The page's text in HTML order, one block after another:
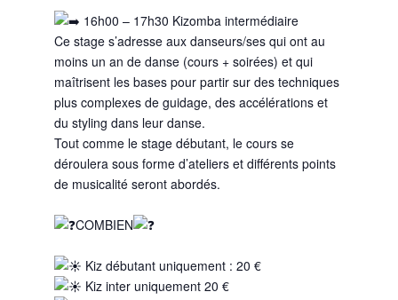
16h00 – 17h30 Kizomba intermédiaire
Ce stage s’adresse aux danseurs/ses qui ont au
moins un an de danse (cours + soirées) et qui
maîtrisent les bases pour partir sur des techniques
plus complexes de guidage, des accélérations et
du styling dans leur danse.
Tout comme le stage débutant, le cours se
déroulera sous forme d’ateliers et différents points
de musicalité seront abordés.
COMBIEN
Kiz débutant uniquement : 20 €
Kiz inter uniquement 20 €